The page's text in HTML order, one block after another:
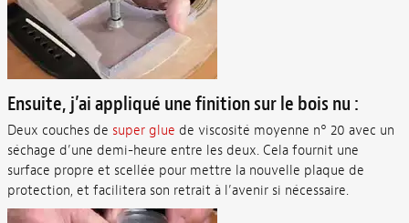
Ensuite, j’ai appliqué une finition sur le bois nu :
Deux couches de super glue de viscosité moyenne n° 20 avec un
séchage d’une demi-heure entre les deux. Cela fournit une
surface propre et scellée pour mettre la nouvelle plaque de
protection, et facilitera son retrait à l’avenir si nécessaire.